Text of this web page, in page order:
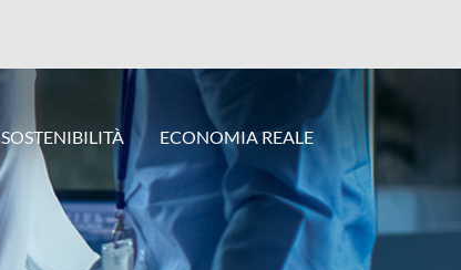
SOSTENIBILITÀ ECONOMIA REALE